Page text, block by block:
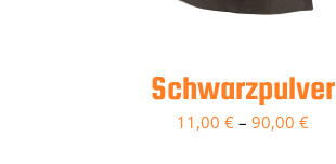
Schwarzpulver
11,00 € – 90,00 €